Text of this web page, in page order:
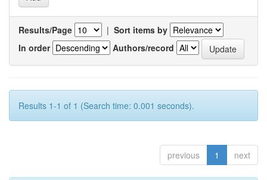
Results/Page | Sort items by
In order
Authors/record
Results 1-1 of 1 (Search time: 0.001 seconds).
previous 1 next